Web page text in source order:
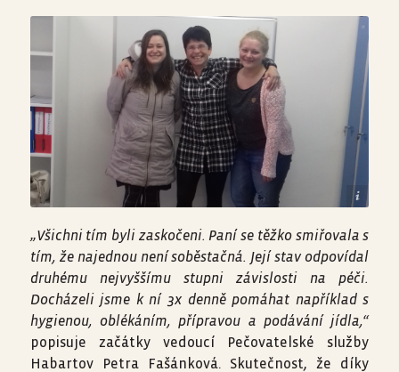
tým pečovatelské služby, zdroj foto: PS Habartov
„Všichni tím byli zaskočeni. Paní se těžko smiřovala s
tím, že najednou není soběstačná. Její stav odpovídal
druhému nejvyššímu stupni závislosti na péči.
Docházeli jsme k ní 3x denně pomáhat například s
hygienou, oblékáním, přípravou a podávání jídla,“
popisuje začátky vedoucí Pečovatelské služby
Habartov Petra Fašánková. Skutečnost, že díky